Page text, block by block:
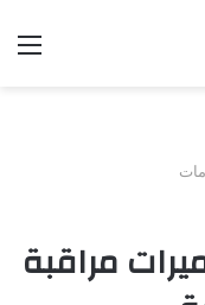
مراقبة